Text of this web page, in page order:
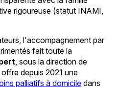
rigoureuse (statut INAMI,
l'accompagnement par
fait toute la
, sous la direction de
depuis 2021 une
palliatifs à domiciledans